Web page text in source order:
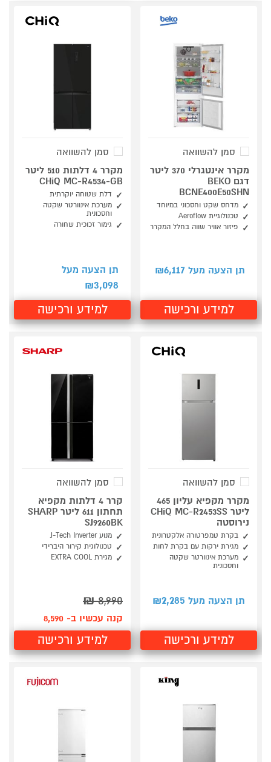
סמן להשוואה
מקרר אינטגרלי 370 ליטר
דגם BEKO
BCNE400E50SHN
מדחס שקט וחסכוני במיוחד
טכנולוגיית Aeroflow
פיזור אוויר שווה בחלל המקרר
תן הצעה מעל ₪ 6,117
למידע ורכישה
סמן להשוואה
מקרר 4 דלתות 510 ליטר
CHiQ MC-R4534-GB
דלת שטוחה יוקרתית
מערכת אינוורטר שקטה
וחסכונית
גימור זכוכית שחורה
תן הצעה מעל
₪3,098
למידע ורכישה
סמן להשוואה
מקרר מקפיא עליון 465
ליטר CHiQ MC-R2453SS
נירוסטה
בקרת טמפרטורה אלקטרונית
מגירת ירקות עם בקרת לחות
מערכת אינוורטר שקטה
וחסכונית
תן הצעה מעל ₪ 2,285
למידע ורכישה
סמן להשוואה
קרר 4 דלתות מקפיא
תחתון 611 ליטר SHARP
SJ9260BK
מנוע J-Tech Inverter
טכנולוגית קירור היברידי
מגירת EXTRA COOL
8,990
₪
קנה עכשיו ב- 8,590
למידע ורכישה